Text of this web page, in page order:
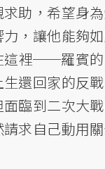
助，希望身
，讓他能夠
這裡──羅賓的
還回家的反
臨到二次大
求自己動用